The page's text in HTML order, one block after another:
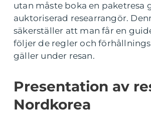
utan måste boka en paketresa
auktoriserad researrangör.
säkerställer att man får en
följer de regler och
gäller under resan.
Presentation av
Nordkorea